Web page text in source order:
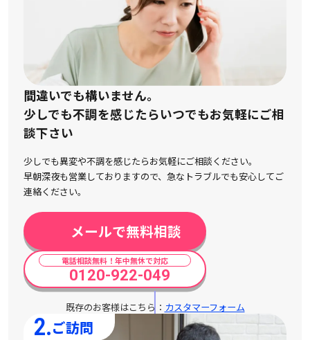
間違いでも構いません。
少しでも不調を感じたらいつでもお気軽にご相
談下さい
少しでも異変や不調を感じたらお気軽にご相談ください。
早朝深夜も営業しておりますので、急なトラブルでも安心してご
連絡ください。
メールで無料相談
電話相談無料！年中無休で対応
0120-922-049
既存のお客様はこちら： カスタマーフォーム
2.ご訪問